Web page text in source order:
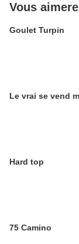
Vous
Goulet Turpin
Le vrai se vend
Hard top
75 Camino